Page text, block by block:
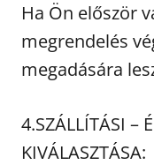
Ha Ön először
megrendelés
megadására
4.SZÁLLÍTÁSI –
KIVÁLASZTÁSA: